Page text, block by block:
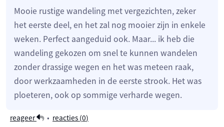
Mooie rustige wandeling met vergezichten, zeker
het eerste deel, en het zal nog mooier zijn in enkele
weken. Perfect aangeduid ook. Maar... ik heb die
wandeling gekozen om snel te kunnen wandelen
zonder drassige wegen en het was meteen raak,
door werkzaamheden in de eerste strook. Het was
ploeteren, ook op sommige verharde wegen.
reageer • reacties (0)